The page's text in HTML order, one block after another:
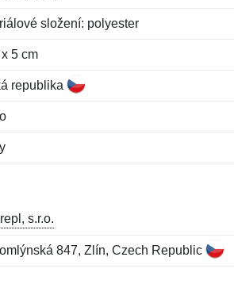
složení: polyester
5 cm
republika
s.r.o.
847, Zlín, Czech Republic